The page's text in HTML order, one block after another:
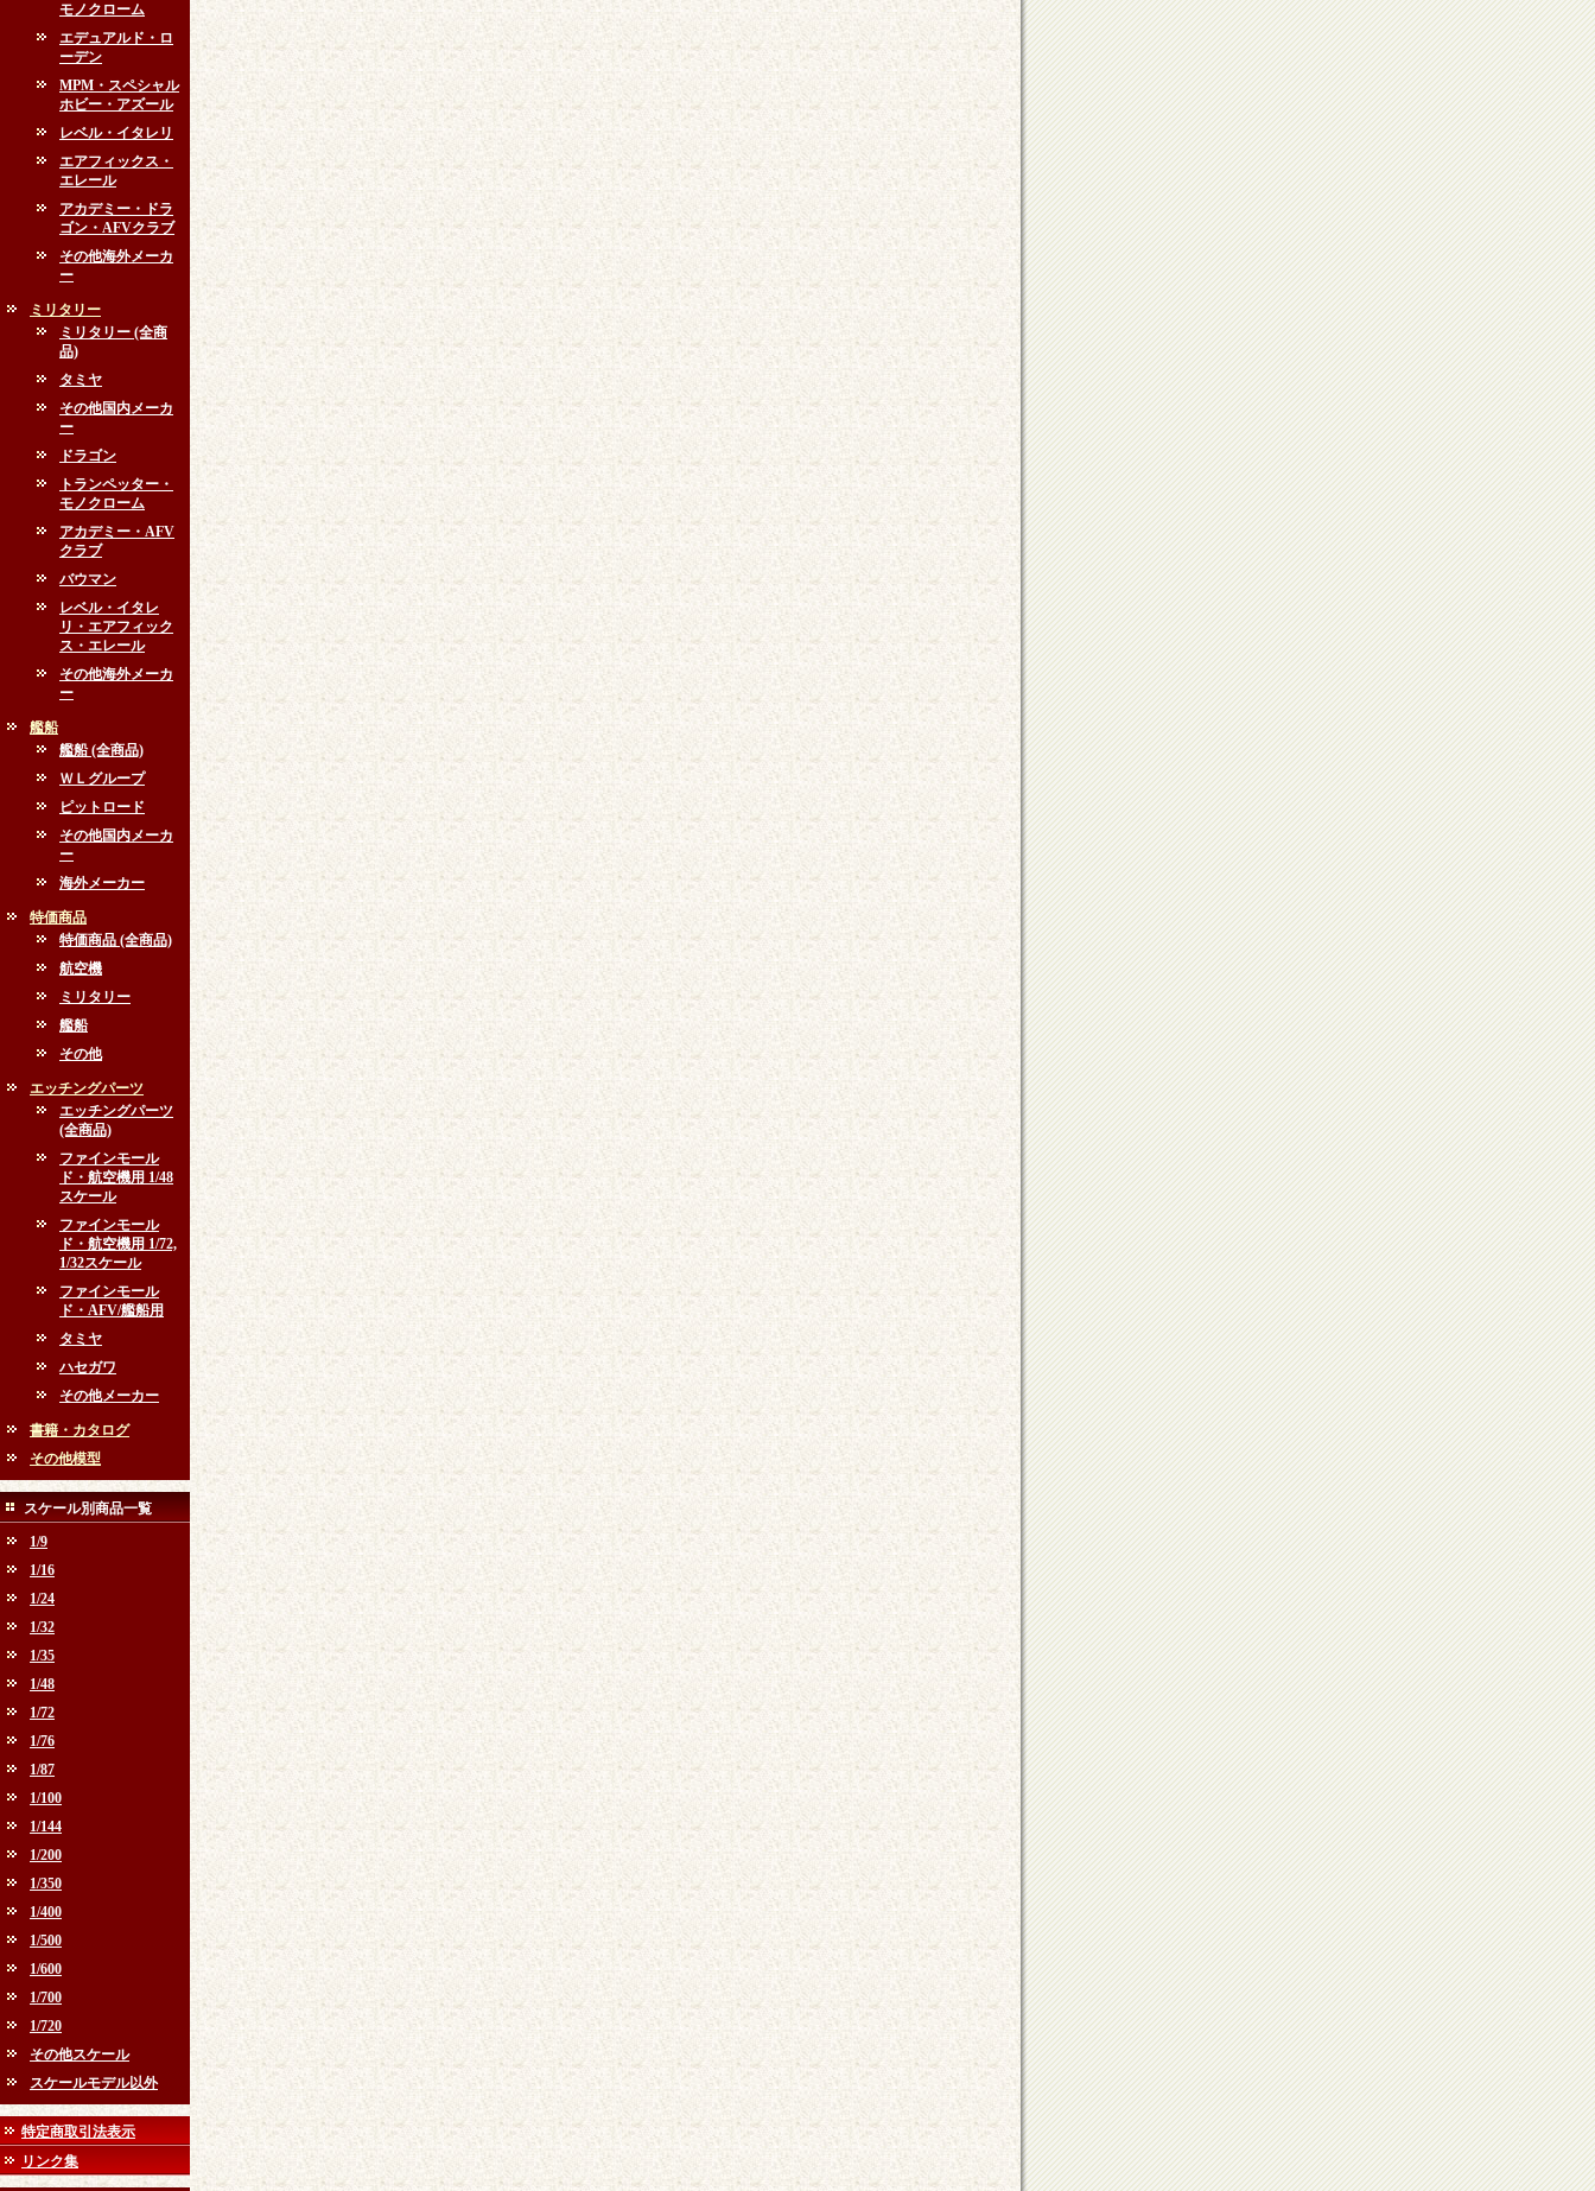
モノクローム
エデュアルド・ロ
ーデン
MPM・スペシャル
ホビー・アズール
レベル・イタレリ
エアフィックス・
エレール
アカデミー・ドラ
ゴン・AFVクラブ
その他海外メーカ
ー
ミリタリー
ミリタリー (全商
品)
タミヤ
その他国内メーカ
ー
ドラゴン
トランペッター・
モノクローム
アカデミー・AFV
クラブ
バウマン
レベル・イタレ
リ・エアフィック
ス・エレール
その他海外メーカ
ー
艦船
艦船 (全商品)
ＷＬグループ
ピットロード
その他国内メーカ
ー
海外メーカー
特価商品
特価商品 (全商品)
航空機
ミリタリー
艦船
その他
エッチングパーツ
エッチングパーツ
(全商品)
ファインモール
ド・航空機用 1/48
スケール
ファインモール
ド・航空機用 1/72,
1/32スケール
ファインモール
ド・AFV/艦船用
タミヤ
ハセガワ
その他メーカー
書籍・カタログ
その他模型
スケール別商品一覧
1/9
1/16
1/24
1/32
1/35
1/48
1/72
1/76
1/87
1/100
1/144
1/200
1/350
1/400
1/500
1/600
1/700
1/720
その他スケール
スケールモデル以外
特定商取引法表示
リンク集